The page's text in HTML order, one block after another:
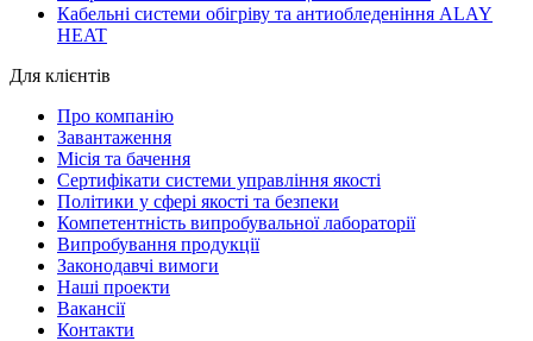
Кабельні системи обігріву та антиобледеніння ALAY
HEAT
Для клієнтів
Про компанію
Завантаження
Місія та бачення
Сертифікати системи управління якості
Політики у сфері якості та безпеки
Компетентність випробувальної лабораторії
Випробування продукції
Законодавчі вимоги
Наші проекти
Вакансії
Контакти